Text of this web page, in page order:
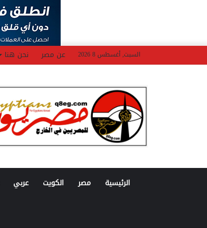
السبت, أغسطس 8 2026 عن مصر نحن هنا
الرئيسية مصر الكويت عربي